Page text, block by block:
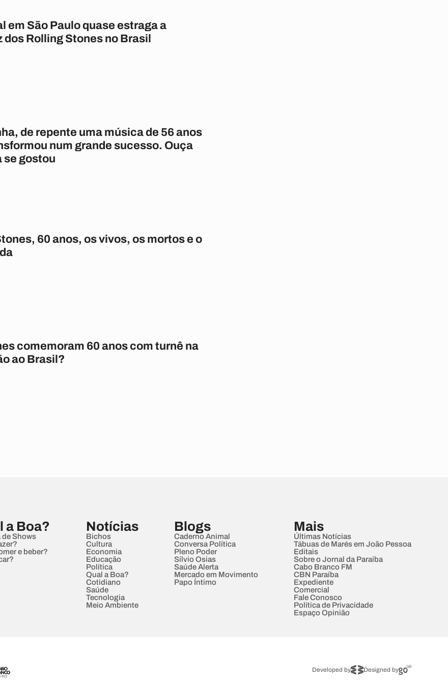
em São Paulo quase estraga a
dos Rolling Stones no Brasil
de repente uma música de 56 anos
num grande sucesso. Ouça
se gostou
60 anos, os vivos, os mortos e o
comemoram 60 anos com turnê na
ao Brasil?
a Boa?
de Shows
e beber?
Notícias
Bichos
Cultura
Economia
Educação
Política
Qual a Boa?
Cotidiano
Saúde
Tecnologia
Meio Ambiente
Blogs
Caderno Animal
Conversa Política
Pleno Poder
Sílvio Osias
Saúde Alerta
Mercado em Movimento
Papo Íntimo
Mais
Últimas Notícias
Tábuas de Marés em João Pessoa
Editais
Sobre o Jornal da Paraíba
Cabo Branco FM
CBN Paraíba
Expediente
Comercial
Fale Conosco
Política de Privacidade
Espaço Opinião
Developed by Designed by